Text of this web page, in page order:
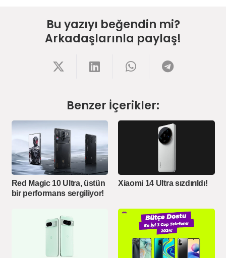
Bu yazıyı beğendin mi?
Arkadaşlarınla paylaş!
Benzer İçerikler:
Red Magic 10 Ultra, üstün
bir performans sergiliyor!
Xiaomi 14 Ultra sızdırıldı!